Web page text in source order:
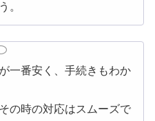
。
一番安く、手続きもわか
の時の対応はスムーズで